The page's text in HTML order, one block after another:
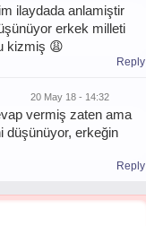
ilaydada anlamiştir
erkek milleti
kizmiş 😩
Reply
20 May 18 - 14:32
vermiş zaten ama
düşünüyor, erkeğin
Reply